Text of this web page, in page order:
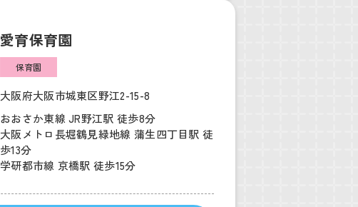
愛育保育園
保育園
大阪府大阪市城東区野江2-15-8
おおさか東線 JR野江駅 徒歩8分
大阪メトロ長堀鶴見緑地線 蒲生四丁目駅 徒
歩13分
学研都市線 京橋駅 徒歩15分